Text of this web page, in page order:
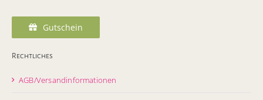
Gutschein
Rechtliches
AGB/Versandinformationen